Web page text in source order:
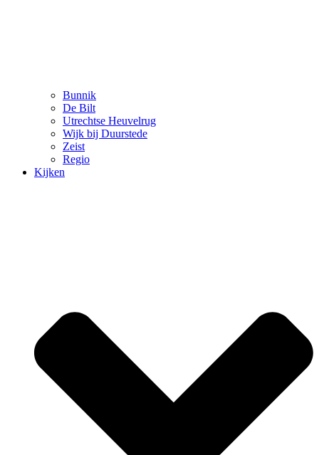
Bunnik
De Bilt
Utrechtse Heuvelrug
Wijk bij Duurstede
Zeist
Regio
Kijken